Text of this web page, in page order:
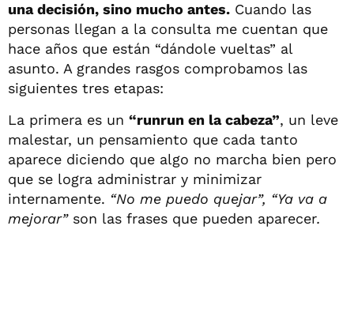
una decisión, sino mucho antes. Cuando las
personas llegan a la consulta me cuentan que
hace años que están “dándole vueltas” al
asunto. A grandes rasgos comprobamos las
siguientes tres etapas:
La primera es un “runrun en la cabeza”, un leve
malestar, un pensamiento que cada tanto
aparece diciendo que algo no marcha bien pero
que se logra administrar y minimizar
internamente. “No me puedo quejar”, “Ya va a
mejorar” son las frases que pueden aparecer.